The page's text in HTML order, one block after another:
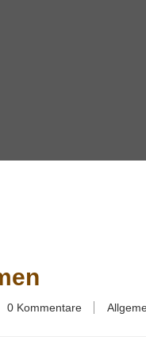
0 Kommentare